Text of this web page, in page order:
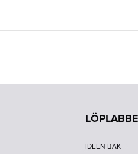
IDEEN BAK